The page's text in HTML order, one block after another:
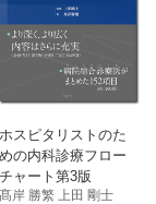
ホスピタリストのた
めの内科診療フロー
チャート第3版
髙岸 勝繁 上田 剛士